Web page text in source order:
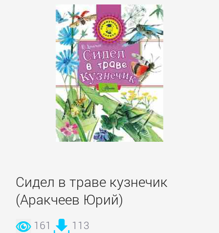
Сидел в траве кузнечик
(Аракчеев Юрий)
161 113
Эротика,
ЗАРУБЕЖНОЕ
Зарубежная
классика